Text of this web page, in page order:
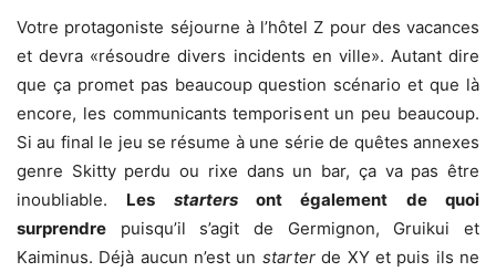
Votre protagoniste séjourne à l’hôtel Z pour des vacances
et devra «résoudre divers incidents en ville». Autant dire
que ça promet pas beaucoup question scénario et que là
encore, les communicants temporisent un peu beaucoup.
Si au final le jeu se résume à une série de quêtes annexes
genre Skitty perdu ou rixe dans un bar, ça va pas être
inoubliable. Les startersont également de quoi
surprendre puisqu’il s’agit de Germignon, Gruikui et
Kaiminus. Déjà aucun n’est un starterde XY et puis ils ne